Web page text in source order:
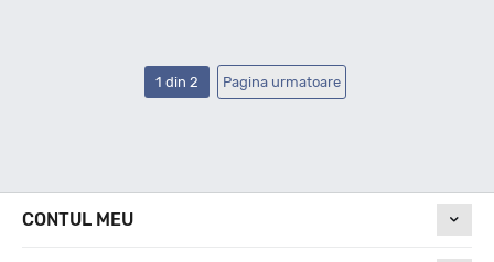
1 din 2 Pagina urmatoare
CONTUL MEU